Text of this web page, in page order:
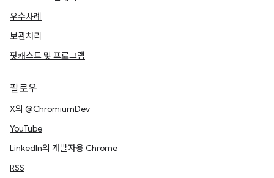
우수사례
보관처리
팟캐스트 및 프로그램
팔로우
X의 @ChromiumDev
YouTube
LinkedIn의 개발자용 Chrome
RSS